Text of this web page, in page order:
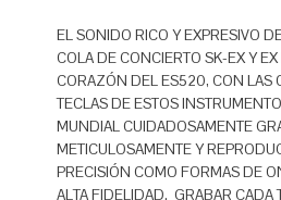
EL SONIDO RICO Y EXPRESIVO
COLA DE CONCIERTO SK-EX Y EX
CORAZÓN DEL ES520, CON LAS
TECLAS DE ESTOS
MUNDIAL CUIDADOSAMENTE
METICULOSAMENTE Y
PRECISIÓN COMO FORMAS DE
ALTA FIDELIDAD. GRABAR CADA